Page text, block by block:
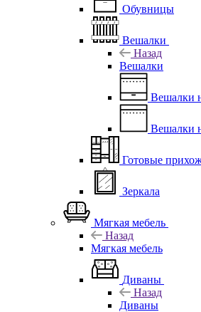
Обувницы
Вешалки
Назад
Вешалки
Вешалки
Вешалки
Готовые
Зеркала
Мягкая мебель
Назад
Мягкая мебель
Диваны
Назад
Диваны